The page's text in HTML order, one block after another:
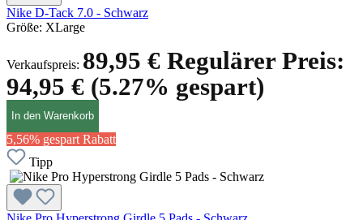
Nike D-Tack 7.0 - Schwarz
Größe: XLarge
Verkaufspreis: 89,95 € Regulärer Preis:
94,95 € (5.27% gespart)
In den Warenkorb
5,56% gespart Rabatt
Tipp